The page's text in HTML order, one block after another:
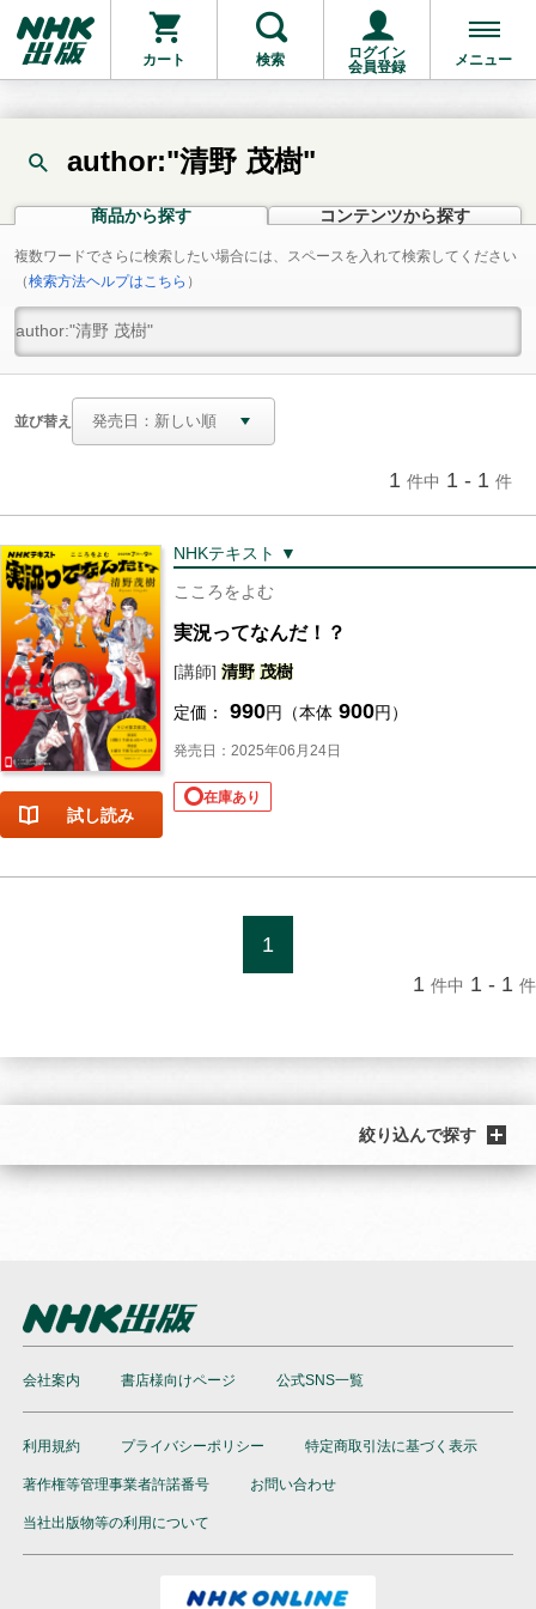
カート 検索
ログイン
会員登録
メニュー
author:"清野 茂樹"
商品から探す コンテンツから探す
複数ワードでさらに検索したい場合には、スペースを入れて検索してください
（検索方法ヘルプはこちら ）
並び替え
1 件中 1 - 1 件
試し読み
NHKテキスト ▼
こころをよむ
実況ってなんだ！？
[講師] 清野 茂樹
定価： 990円（本体 900円）
発売日：2025年06月24日
在庫あり
1
1 件中 1 - 1 件
絞り込んで探す
会社案内 書店様向けページ 公式SNS一覧
利用規約 プライバシーポリシー 特定商取引法に基づく表示
著作権等管理事業者許諾番号 お問い合わせ
当社出版物等の利用について